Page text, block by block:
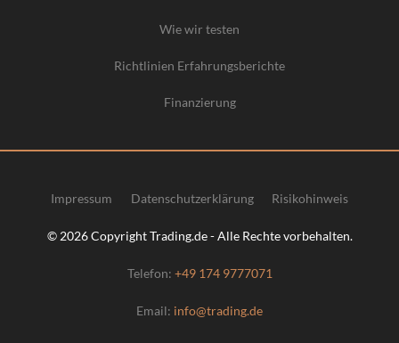
Wie wir testen
Richtlinien Erfahrungsberichte
Finanzierung
© 2026 Copyright Trading.de - Alle Rechte vorbehalten.
Telefon: +49 174 9777071
Email: info@trading.de
Impressum Datenschutzerklärung Risikohinweis